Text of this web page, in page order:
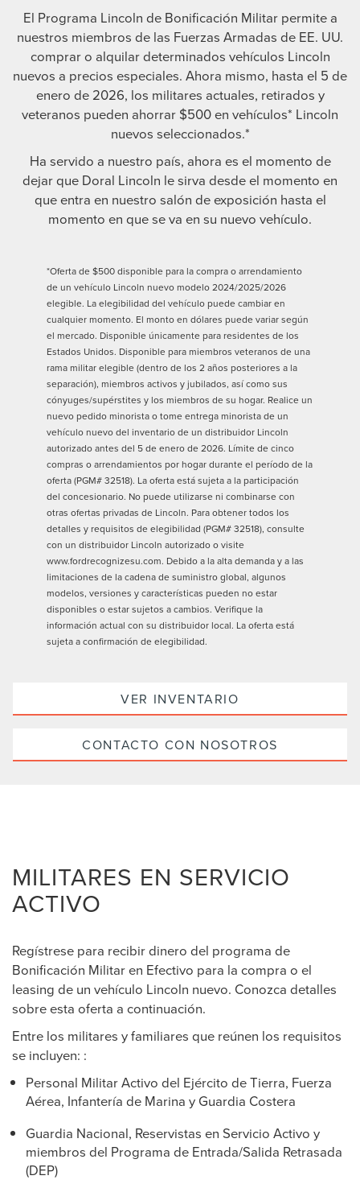
El Programa Lincoln de Bonificación Militar permite a
nuestros miembros de las Fuerzas Armadas de EE. UU.
comprar o alquilar determinados vehículos Lincoln
nuevos a precios especiales. Ahora mismo, hasta el 5 de
enero de 2026, los militares actuales, retirados y
veteranos pueden ahorrar $500 en vehículos* Lincoln
nuevos seleccionados.*
Ha servido a nuestro país, ahora es el momento de
dejar que Doral Lincoln le sirva desde el momento en
que entra en nuestro salón de exposición hasta el
momento en que se va en su nuevo vehículo.
*Oferta de $500 disponible para la compra o arrendamiento
de un vehículo Lincoln nuevo modelo 2024/2025/2026
elegible. La elegibilidad del vehículo puede cambiar en
cualquier momento. El monto en dólares puede variar según
el mercado. Disponible únicamente para residentes de los
Estados Unidos. Disponible para miembros veteranos de una
rama militar elegible (dentro de los 2 años posteriores a la
separación), miembros activos y jubilados, así como sus
cónyuges/supérstites y los miembros de su hogar. Realice un
nuevo pedido minorista o tome entrega minorista de un
vehículo nuevo del inventario de un distribuidor Lincoln
autorizado antes del 5 de enero de 2026. Límite de cinco
compras o arrendamientos por hogar durante el período de la
oferta (PGM# 32518). La oferta está sujeta a la participación
del concesionario. No puede utilizarse ni combinarse con
otras ofertas privadas de Lincoln. Para obtener todos los
detalles y requisitos de elegibilidad (PGM# 32518), consulte
con un distribuidor Lincoln autorizado o visite
www.fordrecognizesu.com. Debido a la alta demanda y a las
limitaciones de la cadena de suministro global, algunos
modelos, versiones y características pueden no estar
disponibles o estar sujetos a cambios. Verifique la
información actual con su distribuidor local. La oferta está
sujeta a confirmación de elegibilidad.
VER INVENTARIO
CONTACTO CON NOSOTROS
MILITARES EN SERVICIO
ACTIVO
Regístrese para recibir dinero del programa de
Bonificación Militar en Efectivo para la compra o el
leasing de un vehículo Lincoln nuevo. Conozca detalles
sobre esta oferta a continuación.
Entre los militares y familiares que reúnen los requisitos
se incluyen: :
Personal Militar Activo del Ejército de Tierra, Fuerza
Aérea, Infantería de Marina y Guardia Costera
Guardia Nacional, Reservistas en Servicio Activo y
miembros del Programa de Entrada/Salida Retrasada
(DEP)